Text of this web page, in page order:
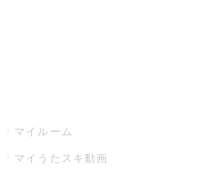
マイルーム
マイうたスキ動画